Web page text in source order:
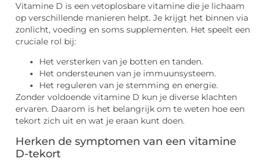
Vitamine D is een vetoplosbare vitamine die je lichaam
op verschillende manieren helpt. Je krijgt het binnen via
zonlicht, voeding en soms supplementen. Het speelt een
cruciale rol bij:
Het versterken van je botten en tanden.
Het ondersteunen van je immuunsysteem.
Het reguleren van je stemming en energie.
Zonder voldoende vitamine D kun je diverse klachten
ervaren. Daarom is het belangrijk om te weten hoe een
tekort zich uit en wat je eraan kunt doen.
Herken de symptomen van een vitamine
D-tekort